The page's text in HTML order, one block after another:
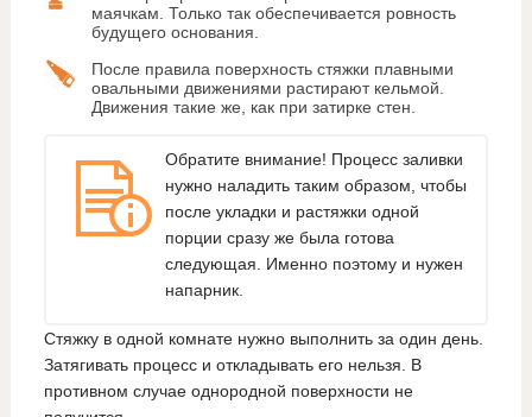
маячкам. Только так обеспечивается ровность
будущего основания.
После правила поверхность стяжки плавными
овальными движениями растирают кельмой.
Движения такие же, как при затирке стен.
Обратите внимание! Процесс заливки
нужно наладить таким образом, чтобы
после укладки и растяжки одной
порции сразу же была готова
следующая. Именно поэтому и нужен
напарник.
Стяжку в одной комнате нужно выполнить за один день.
Затягивать процесс и откладывать его нельзя. В
противном случае однородной поверхности не